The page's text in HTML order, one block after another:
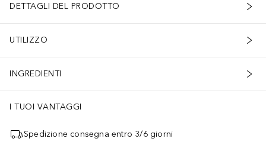
DETTAGLI DEL PRODOTTO
UTILIZZO
INGREDIENTI
I TUOI VANTAGGI
Spedizione consegna entro 3/6 giorni